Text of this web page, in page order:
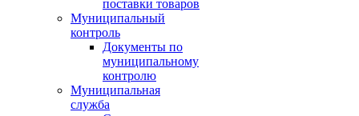
поставки товаров
Муниципальный
контроль
Документы по
муниципальному
контролю
Муниципальная
служба